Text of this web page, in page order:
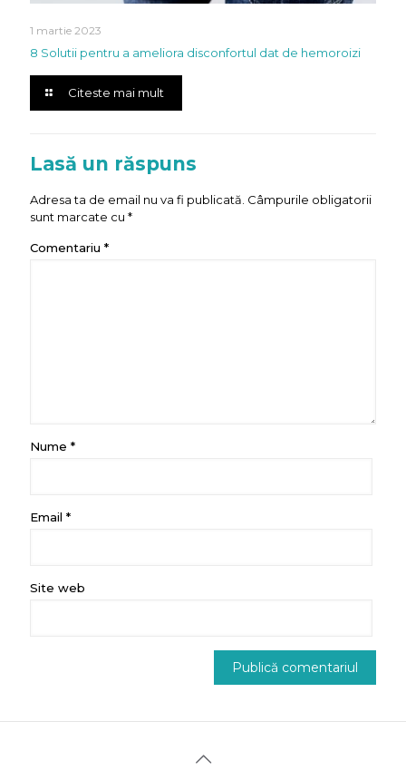
1 martie 2023
8 Solutii pentru a ameliora disconfortul dat de hemoroizi
Citeste mai mult
Lasă un răspuns
Adresa ta de email nu va fi publicată. Câmpurile obligatorii
sunt marcate cu *
Comentariu *
Nume *
Email *
Site web